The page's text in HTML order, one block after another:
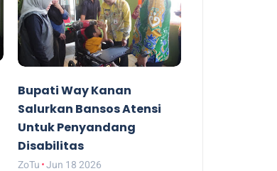
Bupati Way Kanan
Salurkan Bansos Atensi
Untuk Penyandang
Disabilitas
ZoTu Jun 18 2026